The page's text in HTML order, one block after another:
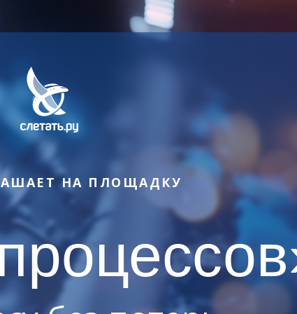
НА ПЛОЩАДКУ